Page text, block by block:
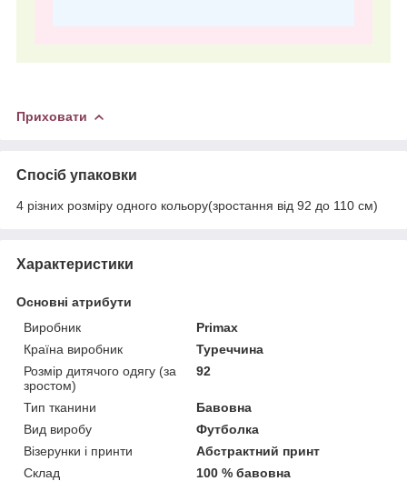
Приховати
Спосіб упаковки
4 різних розміру одного кольору(зростання від 92 до 110 см)
Характеристики
Основні атрибути
Виробник
Primax
Країна виробник
Туреччина
Розмір дитячого одягу (за
зростом)
92
Тип тканини
Бавовна
Вид виробу
Футболка
Візерунки і принти
Абстрактний принт
Склад
100 % бавовна